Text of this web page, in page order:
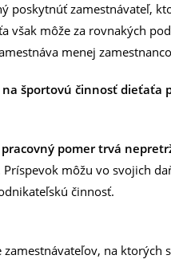
poskytnúť zamestnávateľ,
však môže za rovnakých
menej
športovú činnosť dieťaťa
pracovný pomer trvá
Príspevok môžu vo svojich
činnosť.
zamestnávateľov, na